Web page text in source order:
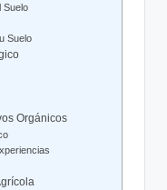
Suelo
Suelo
Orgánicos